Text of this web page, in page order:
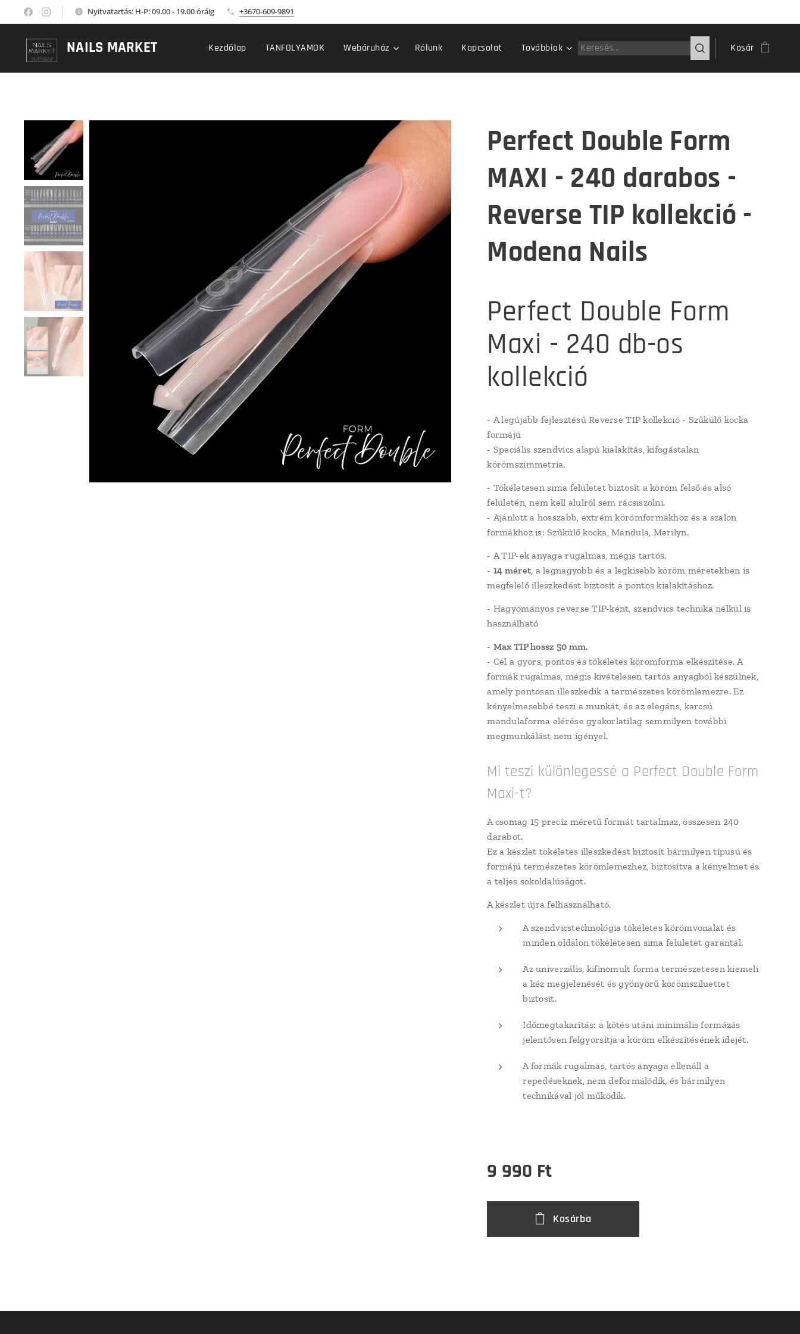
Nyitvatartás: H-P: 09.00 - 19.00 óráig +3670-609-9891
NAILS MARKET Kezdőlap TANFOLYAMOK Webáruház Rólunk Kapcsolat Továbbiak Kosár
Perfect Double Form
MAXI - 240 darabos -
Reverse TIP kollekció -
Modena Nails
Perfect Double Form
Maxi - 240 db-os
kollekció
- A legújabb fejlesztésű Reverse TIP kollekció - Szűkülő kocka
formájú
- Speciális szendvics alapú kialakítás, kifogástalan
körömszimmetria.
- Tökéletesen sima felületet biztosít a köröm felső és alsó
felületén, nem kell alulról sem rácsiszolni.
- Ajánlott a hosszabb, extrém körömformákhoz és a szalon
formákhoz is: Szűkülő kocka, Mandula, Merilyn.
- A TIP-ek anyaga rugalmas, mégis tartós.
- 14 méret, a legnagyobb és a legkisebb köröm méretekben is
megfelelő illeszkedést biztosít a pontos kialakításhoz.
- Hagyományos reverse TIP-ként, szendvics technika nélkül is
használható
- Max TIP hossz 50 mm.
- Cél a gyors, pontos és tökéletes körömforma elkészítése. A
formák rugalmas, mégis kivételesen tartós anyagból készülnek,
amely pontosan illeszkedik a természetes körömlemezre. Ez
kényelmesebbé teszi a munkát, és az elegáns, karcsú
mandulaforma elérése gyakorlatilag semmilyen további
megmunkálást nem igényel.
Mi teszi különlegessé a Perfect Double Form
Maxi-t?
A csomag 15 precíz méretű formát tartalmaz, összesen 240
darabot.
Ez a készlet tökéletes illeszkedést biztosít bármilyen típusú és
formájú természetes körömlemezhez, biztosítva a kényelmet és
a teljes sokoldalúságot.
A készlet újra felhasználható.
A szendvicstechnológia tökéletes körömvonalat és
minden oldalon tökéletesen sima felületet garantál.
Az univerzális, kifinomult forma természetesen kiemeli
a kéz megjelenését és gyönyörű körömsziluettet
biztosít.
Időmegtakarítás: a kötés utáni minimális formázás
jelentősen felgyorsítja a köröm elkészítésének idejét.
A formák rugalmas, tartós anyaga ellenáll a
repedéseknek, nem deformálódik, és bármilyen
technikával jól működik.
9 990 Ft
Kosárba